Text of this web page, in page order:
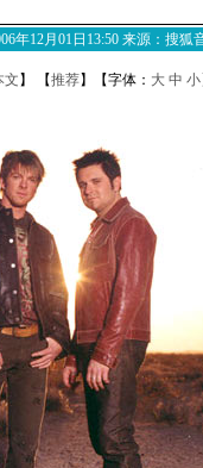
年12月01日13:50 来源：搜狐
文 】 【推荐】【字体： 大 中 小